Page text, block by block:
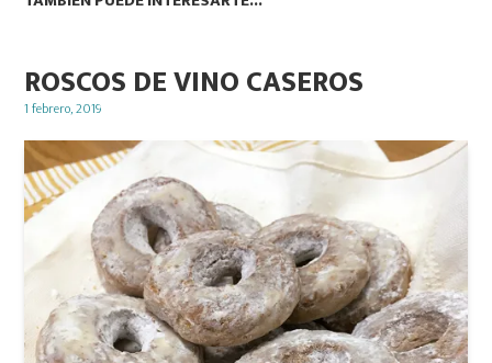
ROSCOS DE VINO CASEROS
Posted
1 febrero, 2019